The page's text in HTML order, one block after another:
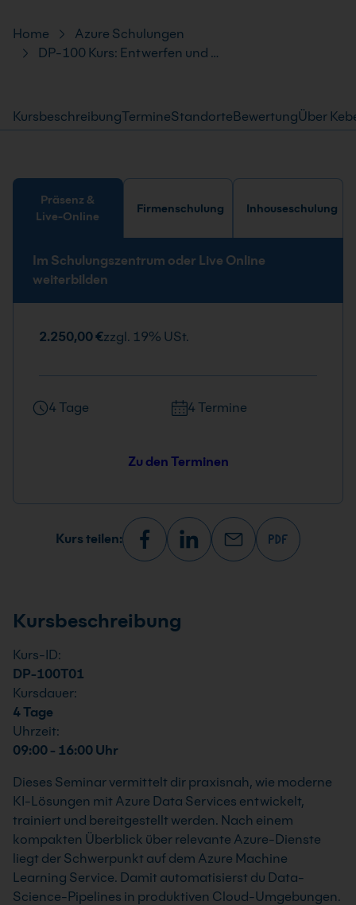
Pfad-Navigation
Home
Azure Schulungen
DP-100 Kurs: Entwerfen und …
KursbeschreibungTermineStandorteBewertungÜber
Präsenz &
Live-Online
Firmenschulung Inhouseschulung
Im Schulungszentrum oder Live Online
weiterbilden
2.250,00 €zzgl. 19% USt.
4 Tage 4 Termine
Zu den Terminen
Kurs teilen:
Kursbeschreibung
Kurs-ID:
DP-100T01
Kursdauer:
4 Tage
Uhrzeit:
09:00 - 16:00 Uhr
Dieses Seminar vermittelt dir praxisnah, wie moderne
KI-Lösungen mit Azure Data Services entwickelt,
trainiert und bereitgestellt werden. Nach einem
kompakten Überblick über relevante Azure-Dienste
liegt der Schwerpunkt auf dem Azure Machine
Learning Service. Damit automatisierst du Data-
Science-Pipelines in produktiven Cloud-Umgebungen.